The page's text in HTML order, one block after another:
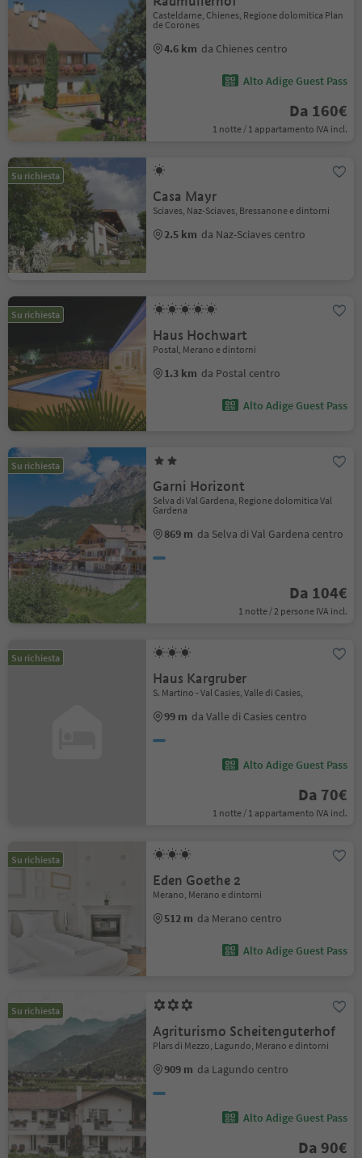
Casteldarne, Chienes, Regione dolomitica Plan
de Corones
4.6 km da Chienes centro
Alto Adige Guest Pass
Da 160€
1 notte / 1 appartamento IVA incl.
Su richiesta
Casa Mayr
Sciaves, Naz-Sciaves, Bressanone e dintorni
2.5 km da Naz-Sciaves centro
Su richiesta
Haus Hochwart
Postal, Merano e dintorni
1.3 km da Postal centro
Alto Adige Guest Pass
Su richiesta
Garni Horizont
Selva di Val Gardena, Regione dolomitica Val
Gardena
869 m da Selva di Val Gardena centro
Da 104€
1 notte / 2 persone IVA incl.
Su richiesta
Haus Kargruber
S. Martino - Val Casies, Valle di Casies,
99 m da Valle di Casies centro
Alto Adige Guest Pass
Da 70€
1 notte / 1 appartamento IVA incl.
Su richiesta
Eden Goethe 2
Merano, Merano e dintorni
512 m da Merano centro
Alto Adige Guest Pass
Su richiesta
Agriturismo Scheitenguterhof
Plars di Mezzo, Lagundo, Merano e dintorni
909 m da Lagundo centro
Alto Adige Guest Pass
Da 90€